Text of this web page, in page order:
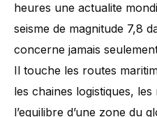
heures une actualite
seisme de magnitude 7,8
concerne jamais
Il touche les routes
les chaines logistiques,
l’equilibre d’une zone du